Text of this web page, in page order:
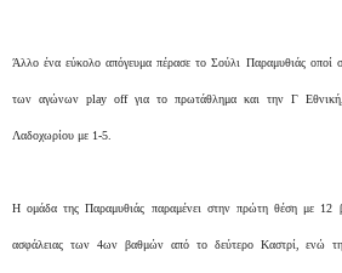
Άλλο ένα εύκολο απόγευμα πέρασε το Σούλι Παραμυθιάς οποί
των αγώνων play off για το πρωτάθλημα και την Γ
Λαδοχωρίου με 1-5.
Η ομάδα της Παραμυθιάς παραμένει στην πρώτη θέση με 12
ασφάλειας των 4ων βαθμών από το δεύτερο Καστρί, ενώ